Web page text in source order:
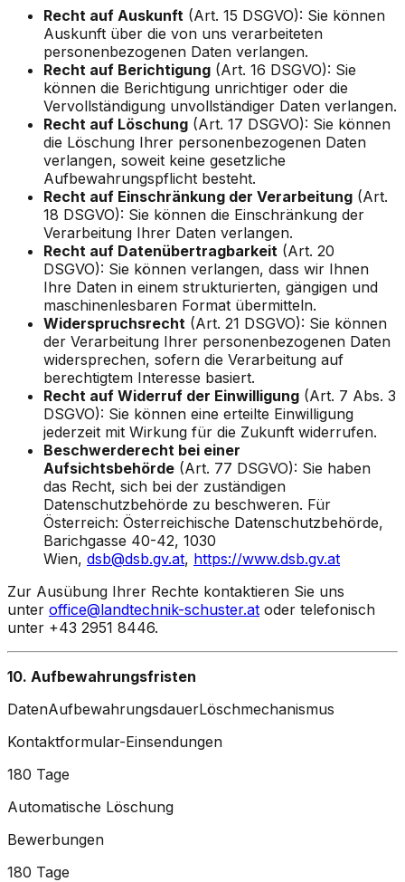
Recht auf Auskunft (Art. 15 DSGVO): Sie können
Auskunft über die von uns verarbeiteten
personenbezogenen Daten verlangen.
Recht auf Berichtigung (Art. 16 DSGVO): Sie
können die Berichtigung unrichtiger oder die
Vervollständigung unvollständiger Daten verlangen.
Recht auf Löschung (Art. 17 DSGVO): Sie können
die Löschung Ihrer personenbezogenen Daten
verlangen, soweit keine gesetzliche
Aufbewahrungspflicht besteht.
Recht auf Einschränkung der Verarbeitung (Art.
18 DSGVO): Sie können die Einschränkung der
Verarbeitung Ihrer Daten verlangen.
Recht auf Datenübertragbarkeit (Art. 20
DSGVO): Sie können verlangen, dass wir Ihnen
Ihre Daten in einem strukturierten, gängigen und
maschinenlesbaren Format übermitteln.
Widerspruchsrecht (Art. 21 DSGVO): Sie können
der Verarbeitung Ihrer personenbezogenen Daten
widersprechen, sofern die Verarbeitung auf
berechtigtem Interesse basiert.
Recht auf Widerruf der Einwilligung (Art. 7 Abs. 3
DSGVO): Sie können eine erteilte Einwilligung
jederzeit mit Wirkung für die Zukunft widerrufen.
Beschwerderecht bei einer
Aufsichtsbehörde (Art. 77 DSGVO): Sie haben
das Recht, sich bei der zuständigen
Datenschutzbehörde zu beschweren. Für
Österreich: Österreichische Datenschutzbehörde,
Barichgasse 40-42, 1030
Wien, dsb@dsb.gv.at, https://www.dsb.gv.at
Zur Ausübung Ihrer Rechte kontaktieren Sie uns
unter office@landtechnik-schuster.at oder telefonisch
unter +43 2951 8446.
10. Aufbewahrungsfristen
DatenAufbewahrungsdauerLöschmechanismus
Kontaktformular-Einsendungen
180 Tage
Automatische Löschung
Bewerbungen
180 Tage